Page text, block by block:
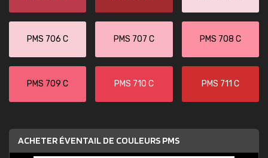
PMS 706 C PMS 707 C PMS 708 C
PMS 709 C PMS 710 C PMS 711 C
ACHETER ÉVENTAIL DE COULEURS PMS